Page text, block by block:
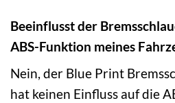
Beeinflusst der
ABS-Funktion meines
Nein, der Blue Print
hat keinen Einfluss auf die